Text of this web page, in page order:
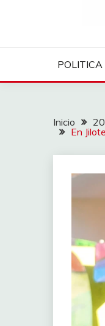
POLITICA
Inicio
En